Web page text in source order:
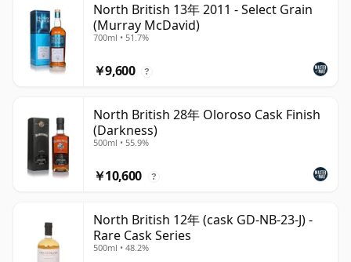
North British 13年 2011 - Select Grain
(Murray McDavid)
700ml • 51.7%
￥9,600 ?
North British 28年 Oloroso Cask Finish
(Darkness)
500ml • 55.9%
￥10,600 ?
North British 12年 (cask GD-NB-23-J) -
Rare Cask Series
500ml • 48.2%